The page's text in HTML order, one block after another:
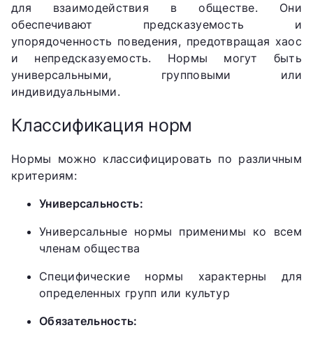
для взаимодействия в обществе. Они
обеспечивают предсказуемость и
упорядоченность поведения, предотвращая хаос
и непредсказуемость. Нормы могут быть
универсальными, групповыми или
индивидуальными.
Классификация норм
Нормы можно классифицировать по различным
критериям:
Универсальность:
Универсальные нормы применимы ко всем
членам общества
Специфические нормы характерны для
определенных групп или культур
Обязательность: